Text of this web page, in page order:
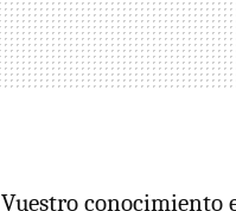
Vuestro conocimiento